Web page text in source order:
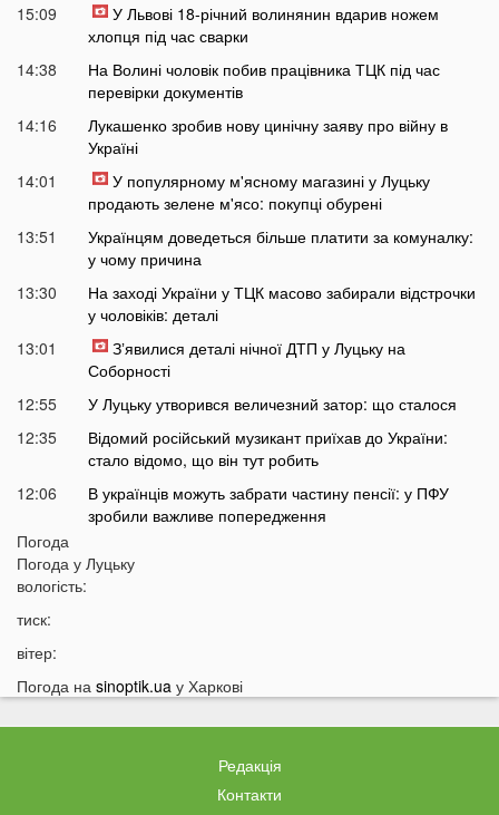
15:09
У Львові 18-річний волинянин вдарив ножем
хлопця під час сварки
14:38
На Волині чоловік побив працівника ТЦК під час
перевірки документів
14:16
Лукашенко зробив нову цинічну заяву про війну в
Україні
14:01
У популярному м'ясному магазині у Луцьку
продають зелене м'ясо: покупці обурені
13:51
Українцям доведеться більше платити за комуналку:
у чому причина
13:30
На заході України у ТЦК масово забирали відстрочки
у чоловіків: деталі
13:01
Зʼявилися деталі нічної ДТП у Луцьку на
Соборності
12:55
У Луцьку утворився величезний затор: що сталося
12:35
Відомий російський музикант приїхав до України:
стало відомо, що він тут робить
12:06
В українців можуть забрати частину пенсії: у ПФУ
зробили важливе попередження
11:34
гранатою
10:33
дронів РФ: що відбувається
На війні загинув волинянин, якого 16 місяців
вважали зниклим безвісти
Погода
Погода у Луцьку
вологість:
тиск:
вітер:
Погода на sinoptik.ua у Харкові
Редакція
Контакти